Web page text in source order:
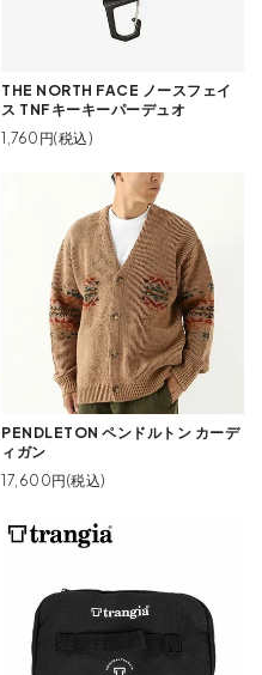
THE NORTH FACE ノースフェイ
ス TNFキーキーパーデュオ
1,760円(税込)
PENDLETON ペンドルトン カーデ
ィガン
17,600円(税込)